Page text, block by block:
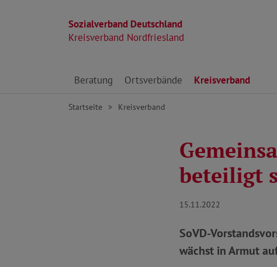
Sozialverband Deutschland
Kreisverband Nordfriesland
Direkt zu den Inhalten springen
Beratung Ortsverbände Kreisverband
Startseite Kreisverband
beteiligt
15.11.2022
SoVD-
wächst in Armut